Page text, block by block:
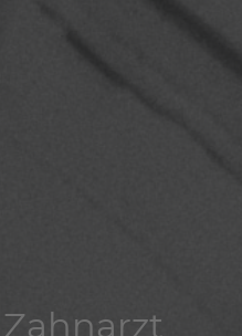
Zahnarzt
Zahnarzt
Zahnarzt